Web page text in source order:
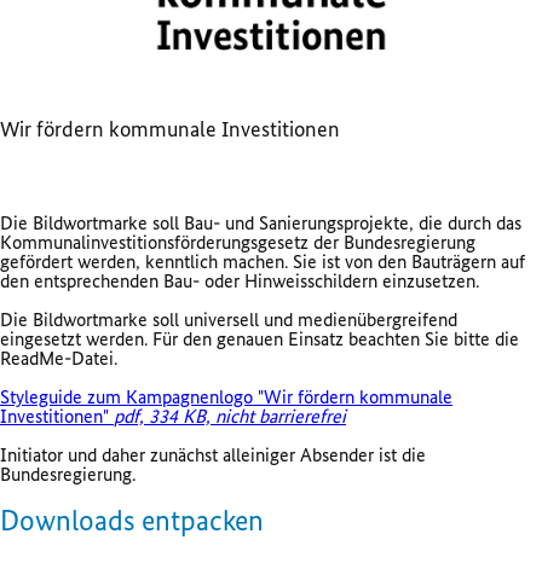
Wir fördern kommunale Investitionen
Die Bildwortmarke soll Bau- und Sanierungsprojekte, die durch das
Kommunalinvestitionsförderungsgesetz der Bundesregierung
gefördert werden, kenntlich machen. Sie ist von den Bauträgern auf
den entsprechenden Bau- oder Hinweisschildern einzusetzen.
Die Bildwortmarke soll universell und medienübergreifend
eingesetzt werden. Für den genauen Einsatz beachten Sie bitte die
ReadMe-Datei.
Styleguide zum Kampagnenlogo "Wir fördern kommunale
Investitionen" pdf, 334 KB, nicht barrierefrei
Initiator und daher zunächst alleiniger Absender ist die
Bundesregierung.
Downloads entpacken